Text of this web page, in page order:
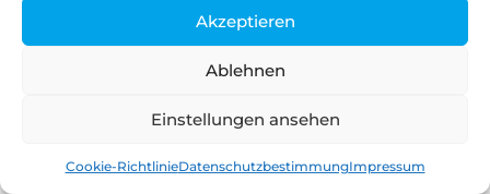
Akzeptieren
Ablehnen
Einstellungen ansehen
Cookie-RichtlinieDatenschutzbestimmungImpressum